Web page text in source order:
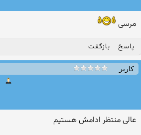
مرسی
پاسخ بازگفت
کاربر
عالی منتظر ادامش هستیم